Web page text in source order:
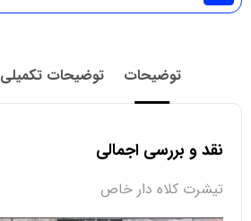
توضیحات توضیحات تکمیلی
نقد و بررسی اجمالی
تیشرت کلاه دار خاص